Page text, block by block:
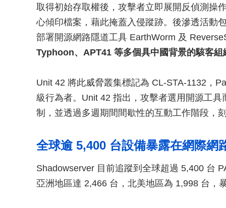
取得初始存取權後，攻擊者立即展開反偵測操
心傾印檔案，藉此掩蓋入侵蹤跡。後滲透活動
部署開源網路隱道工具 EarthWorm 及
Typhoon、APT41 等多個具中國背景的駭客組
Unit 42 將此威脅叢集標記為 CL-STA-1132，
級行為者。Unit 42 指出，攻擊者選用開源工
制，並透過多週期間間歇性的互動工作階段，
全球逾 5,400 台設備暴露在網際網
Shadowserver 目前追蹤到全球超過 5,400 台
亞洲地區達 2,466 台，北美地區為 1,998 台，